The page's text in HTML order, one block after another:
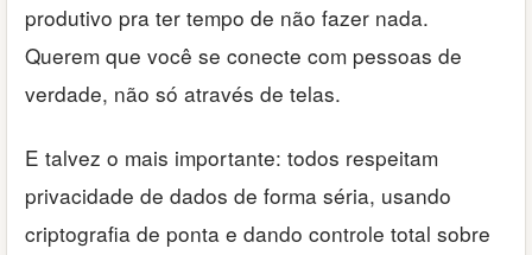
produtivo pra ter tempo de não fazer nada.
Querem que você se conecte com pessoas de
verdade, não só através de telas.
E talvez o mais importante: todos respeitam
privacidade de dados de forma séria, usando
criptografia de ponta e dando controle total sobre